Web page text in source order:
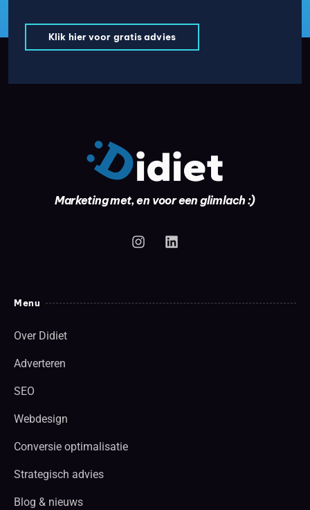
Klik hier voor gratis advies
Marketing met, en voor een glimlach :)
Menu
Over Didiet
Adverteren
SEO
Webdesign
Conversie optimalisatie
Strategisch advies
Blog & nieuws